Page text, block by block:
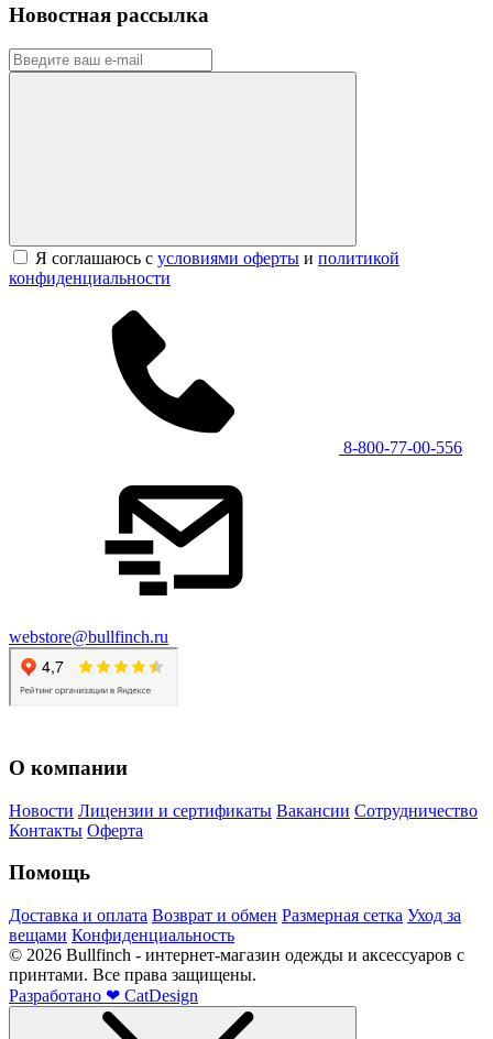
Новостная рассылка
Я соглашаюсь с условиями оферты и политикой
конфиденциальности
8-800-77-00-556
webstore@bullfinch.ru
О компании
Новости Лицензии и сертификаты Вакансии Сотрудничество
Контакты Оферта
Помощь
Доставка и оплата Возврат и обмен Размерная сетка Уход за
вещами Конфиденциальность
© 2026 Bullfinch - интернет-магазин одежды и аксессуаров с
принтами. Все права защищены.
Разработано ❤ CatDesign